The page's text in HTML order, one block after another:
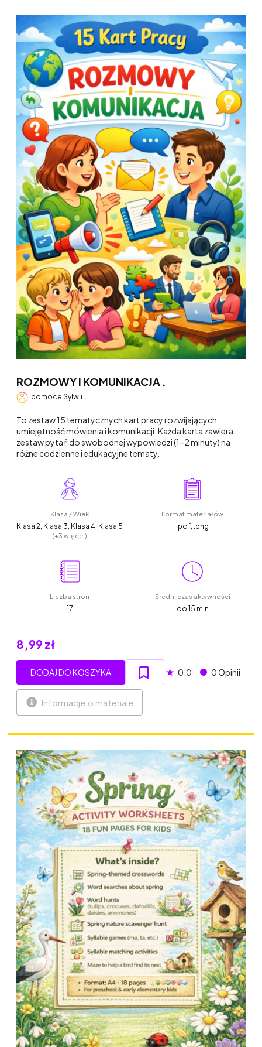
ROZMOWY I KOMUNIKACJA .
pomoce Sylwii
To zestaw 15 tematycznych kart pracy rozwijających
umiejętność mówienia i komunikacji. Każda karta zawiera
zestaw pytań do swobodnej wypowiedzi (1–2 minuty) na
różne codzienne i edukacyjne tematy.
Klasa / Wiek
Klasa 2, Klasa 3, Klasa 4, Klasa 5
(+3 więcej)
Format materiałów
.pdf, .png
Liczba stron
17
Średni czas aktywności
do 15 min
8,99 zł
DODAJ DO KOSZYKA ★ 0.0 0 Opinii
Informacje o materiale